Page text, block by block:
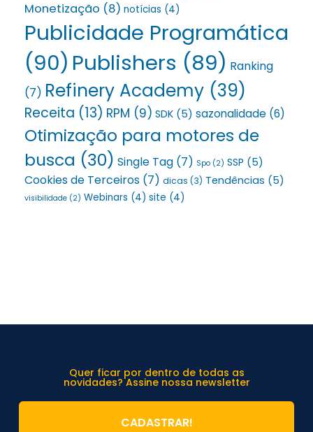
Monetização (8) notícias (4)
Publicidade Programática
(90) Publishers (89) Ranking
(7) Refinery Academy (39)
Receita (13) RPM (9) SDK (5) sazonalidade (6)
Otimização para motores de
busca (30) Single Tag (7) Spo (2) SSP (5)
Cookies de Terceiros (7) dicas (3) Tendências (5)
visibilidade (2) Webinars (4) site (4)
Quer ficar por dentro de todas as
novidades? Assine nossa newsletter
CADASTRAR!